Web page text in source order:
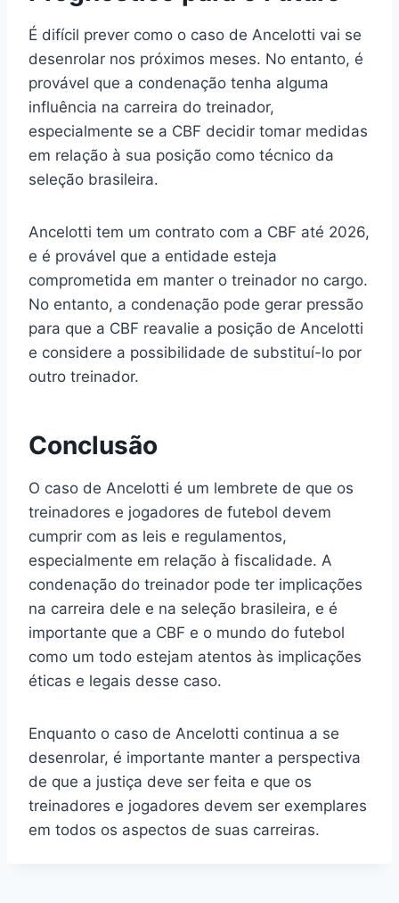
É difícil prever como o caso de Ancelotti vai se
desenrolar nos próximos meses. No entanto, é
provável que a condenação tenha alguma
influência na carreira do treinador,
especialmente se a CBF decidir tomar medidas
em relação à sua posição como técnico da
seleção brasileira.
Ancelotti tem um contrato com a CBF até 2026,
e é provável que a entidade esteja
comprometida em manter o treinador no cargo.
No entanto, a condenação pode gerar pressão
para que a CBF reavalie a posição de Ancelotti
e considere a possibilidade de substituí-lo por
outro treinador.
Conclusão
O caso de Ancelotti é um lembrete de que os
treinadores e jogadores de futebol devem
cumprir com as leis e regulamentos,
especialmente em relação à fiscalidade. A
condenação do treinador pode ter implicações
na carreira dele e na seleção brasileira, e é
importante que a CBF e o mundo do futebol
como um todo estejam atentos às implicações
éticas e legais desse caso.
Enquanto o caso de Ancelotti continua a se
desenrolar, é importante manter a perspectiva
de que a justiça deve ser feita e que os
treinadores e jogadores devem ser exemplares
em todos os aspectos de suas carreiras.